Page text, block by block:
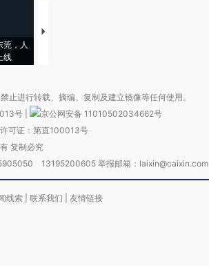
莞，人
线
【推广】走进第四届链博
进行转载、摘编、复制及建立镜像等任何使用。
号
京公网安备 11010502034662号
可证：第直100013号
复制必究
13195200605 举报邮箱：laixin@caixin.com
线索 联系我们 友情链接